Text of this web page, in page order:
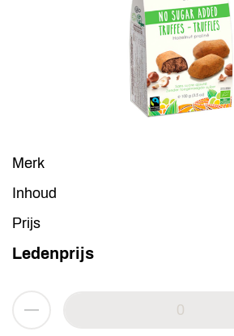
Merk
Inhoud
Prijs
Ledenprijs